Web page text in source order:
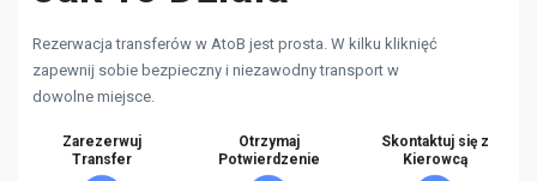
Rezerwacja transferów w AtoB jest prosta. W kilku kliknięć
zapewnij sobie bezpieczny i niezawodny transport w
dowolne miejsce.
Zarezerwuj
Transfer
Otrzymaj
Potwierdzenie
Skontaktuj się z
Kierowcą